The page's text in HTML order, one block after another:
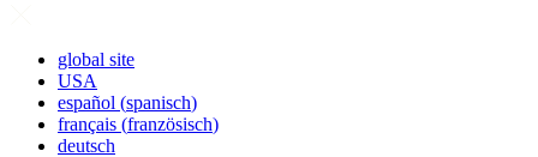
global site
USA
español (spanisch)
français (französisch)
deutsch